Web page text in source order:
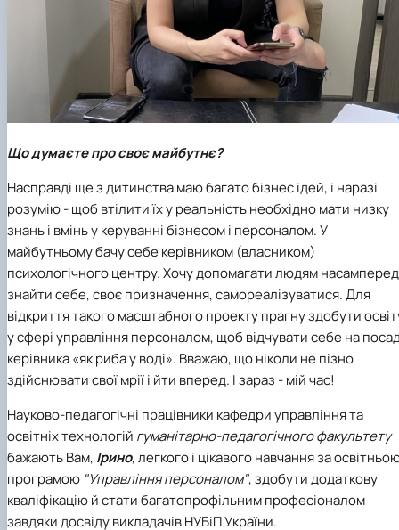
Що думаєте про своє майбутнє?
Насправді ще з дитинства маю багато бізнес ідей, і наразі
розумію - щоб втілити їх у реальність необхідно мати низку
знань і вмінь у керуванні бізнесом і персоналом. У
майбутньому бачу себе керівником (власником)
психологічного центру. Хочу допомагати людям насамперед
знайти себе, своє призначення, самореалізуватися. Для
відкриття такого масштабного проекту прагну здобути
у сфері управління персоналом, щоб відчувати себе на
керівника «як риба у воді». Вважаю, що ніколи не пізно
здійснювати свої мрії і йти вперед. І зараз - мій час!
Науково-педагогічні працівники кафедри управління та
освітніх технологій гуманітарно-педагогічного факультету
бажають Вам, Ірино, легкого і цікавого навчання за
програмою "Управління персоналом", здобути додаткову
кваліфікацію й стати багатопрофільним професіоналом
завдяки досвіду викладачів НУБіП України.